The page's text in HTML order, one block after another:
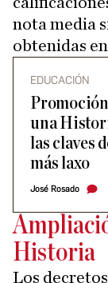
nota media
obtenidas
EDUCACIÓN
una
las claves
más laxo
José Rosado
Historia
Los